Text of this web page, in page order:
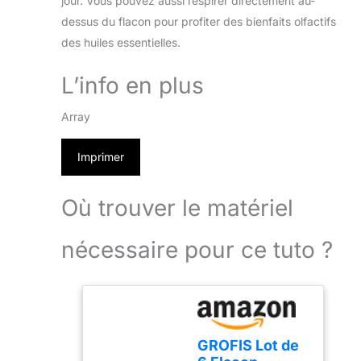
dessus du flacon pour profiter des bienfaits olfactifs
des huiles essentielles.
L’info en plus
Array
Imprimer
Où trouver le matériel
nécessaire pour ce tuto ?
GROFIS Lot de